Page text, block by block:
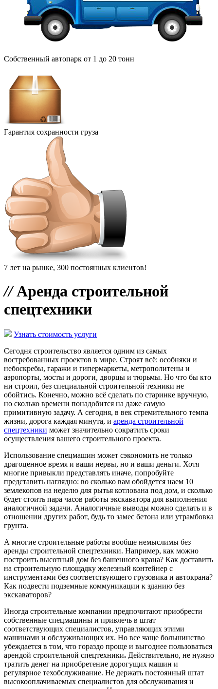
Собственный автопарк от 1 до 20 тонн
Гарантия сохранности груза
7 лет на рынке, 300 постоянных клиентов!
//Аренда строительной
спецтехники
Узнать стоимость услуги
Сегодня строительство является одним из самых
востребованных проектов в мире. Строят всё: особняки и
небоскребы, гаражи и гипермаркеты, метрополитены и
аэропорты, мосты и дороги, дворцы и тюрьмы. Но что бы кто
ни строил, без специальной строительной техники не
обойтись. Конечно, можно всё сделать по старинке вручную,
но сколько времени понадобится на даже самую
примитивную задачу. А сегодня, в век стремительного темпа
жизни, дорога каждая минута, и аренда строительной
спецтехники может значительно сократить сроки
осуществления вашего строительного проекта.
Использование спецмашин может сэкономить не только
драгоценное время и ваши нервы, но и ваши деньги. Хотя
многие привыкли представлять иначе, попробуйте
представить наглядно: во сколько вам обойдется наем 10
землекопов на неделю для рытья котлована под дом, и сколько
будет стоить пара часов работы экскаватора для выполнения
аналогичной задачи. Аналогичные выводы можно сделать и в
отношении других работ, будь то замес бетона или утрамбовка
грунта.
А многие строительные работы вообще немыслимы без
аренды строительной спецтехники. Например, как можно
построить высотный дом без башенного крана? Как доставить
на строительную площадку железный контейнер с
инструментами без соответствующего грузовика и автокрана?
Как подвести подземные коммуникации к зданию без
экскаваторов?
Иногда строительные компании предпочитают приобрести
собственные спецмашины и привлечь в штат
соответствующих специалистов, управляющих этими
машинами и обслуживающих их. Но все чаще большинство
убеждается в том, что гораздо проще и выгоднее пользоваться
арендой строительной спецтехники. Действительно, не нужно
тратить денег на приобретение дорогущих машин и
регулярное техобслуживание. Не держать постоянный штат
высокооплачиваемых специалистов для обслуживания и